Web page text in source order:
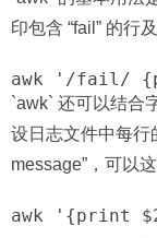
印包含 “fail” 的行
awk '/fail/
`awk` 还可以结合
设日志文件中每行
message”，可以
awk '{print